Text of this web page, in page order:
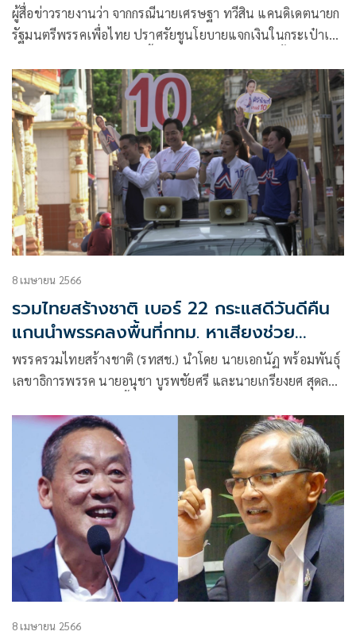
ผู้สื่อข่าวรายงานว่า จากกรณีนายเศรษฐา​ ทวี​สิน​ แคนดิเดตนายก
รัฐมนตรี​พรรคเพื่อไทย​ ปราศรัยชูนโยบายแจกเงินในกระเป๋าเงิน
8 เมษายน 2566
รวมไทยสร้างชาติ เบอร์ 22 กระแสดีวันดีคืน
แกนนำพรรคลงพื้นที่กทม. หาเสียงช่วย
'ศิรินันท์' เบอร์ 10
พรรครวมไทยสร้างชาติ (รทสช.) นำโดย นายเอกนัฏ พร้อมพันธุ์
เลขาธิการพรรค นายอนุชา บูรพชัยศรี และนายเกรียงยศ สุดลา
8 เมษายน 2566